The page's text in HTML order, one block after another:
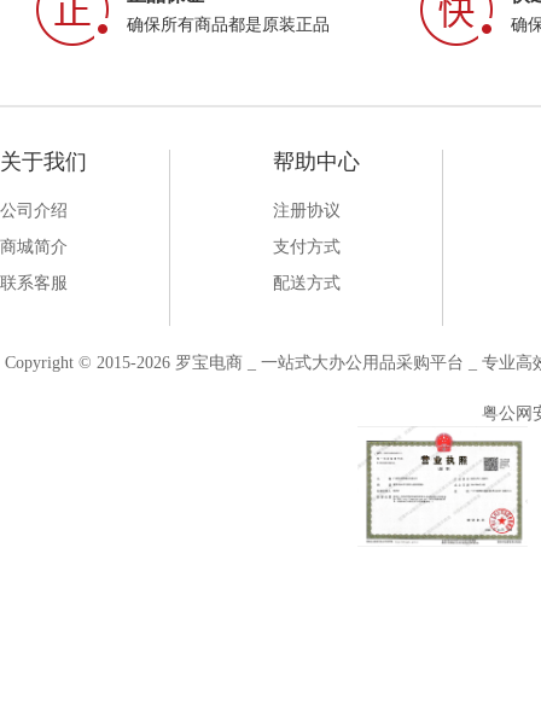
确保所有商品都是原装正品 确
关于我们
公司介绍
商城简介
联系客服
帮助中心
注册协议
支付方式
配送方式
Copyright © 2015-2026 罗宝电商 _ 一站式大办公用品采购平台 _ 专业
粤公网